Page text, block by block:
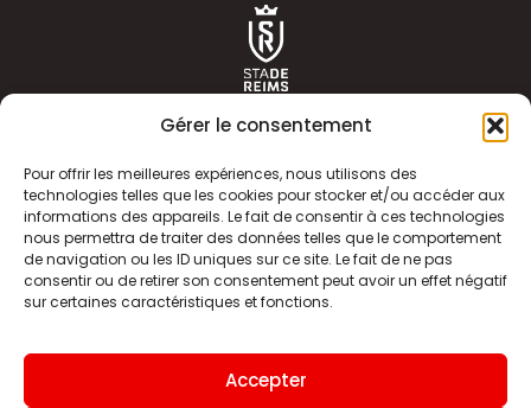
Gérer le consentement
Pour offrir les meilleures expériences, nous utilisons des
technologies telles que les cookies pour stocker et/ou accéder aux
informations des appareils. Le fait de consentir à ces technologies
nous permettra de traiter des données telles que le comportement
de navigation ou les ID uniques sur ce site. Le fait de ne pas
consentir ou de retirer son consentement peut avoir un effet négatif
sur certaines caractéristiques et fonctions.
Accepter
ACTUALITÉS
CLUB
BOUTIQUE
HISTOIRE
ÉQUIPE PREMIERE
INFOS ET CONTACT